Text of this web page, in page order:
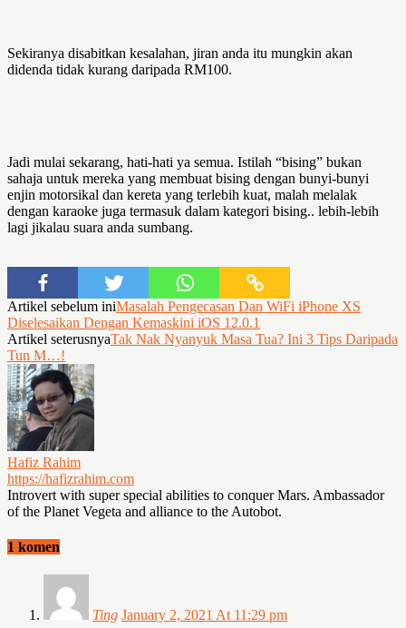
Sekiranya disabitkan kesalahan, jiran anda itu mungkin akan
didenda tidak kurang daripada RM100.
Jadi mulai sekarang, hati-hati ya semua. Istilah “bising” bukan
sahaja untuk mereka yang membuat bising dengan bunyi-bunyi
enjin motorsikal dan kereta yang terlebih kuat, malah melalak
dengan karaoke juga termasuk dalam kategori bising.. lebih-lebih
lagi jikalau suara anda sumbang.
Artikel sebelum iniMasalah Pengecasan Dan WiFi iPhone XS
Diselesaikan Dengan Kemaskini iOS 12.0.1
Artikel seterusnyaTak Nak Nyanyuk Masa Tua? Ini 3 Tips Daripada
Tun M…!
Hafiz Rahim
https://hafizrahim.com
Introvert with super special abilities to conquer Mars. Ambassador
of the Planet Vegeta and alliance to the Autobot.
1 komen
Ting January 2, 2021 At 11:29 pm